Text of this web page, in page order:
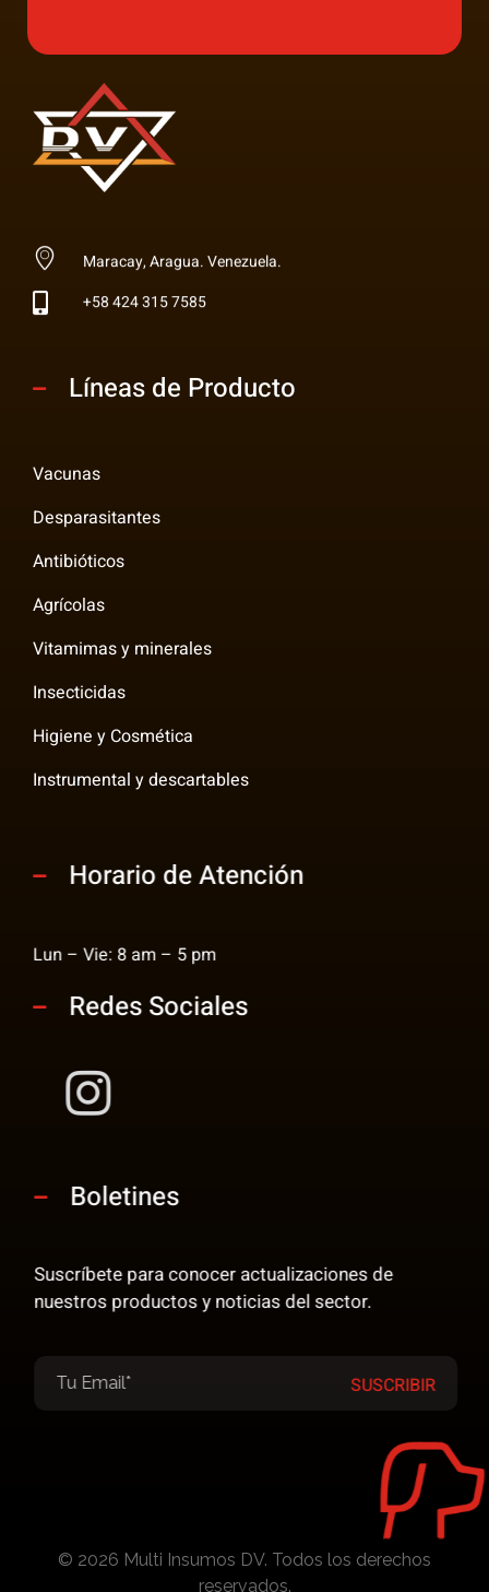
Maracay, Aragua. Venezuela.
+58 424 315 7585
Líneas de Producto
Vacunas
Desparasitantes
Antibióticos
Agrícolas
Vitamimas y minerales
Insecticidas
Higiene y Cosmética
Instrumental y descartables
Horario de Atención
Lun – Vie: 8 am – 5 pm
Redes Sociales
Boletines
Suscríbete para conocer actualizaciones de
nuestros productos y noticias del sector.
© 2026 Multi Insumos DV. Todos los derechos
reservados.